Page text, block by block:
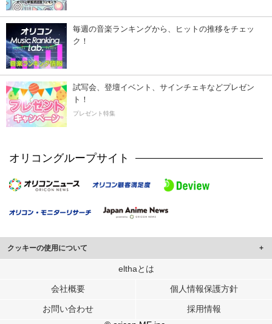
毎週の音楽ランキングから、ヒットの推移をチェッ
ク！
試写会、登壇イベント、サインチェキなどプレゼン
ト！
プレゼント特集
オリコングループサイト
クッキーの使用について
このサイトでは Cookie を使用して、ユーザーに合わせたコンテンツや広告の
行っています。
メディアや広告配信、データ解析の各パートナーに提供しています。
elthaとは
会社概要 個人情報保護方針
お問い合わせ
採用情報